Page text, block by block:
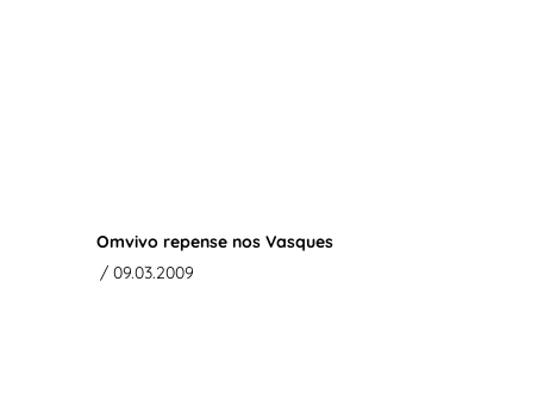
Omvivo repense nos Vasques
/ 09.03.2009